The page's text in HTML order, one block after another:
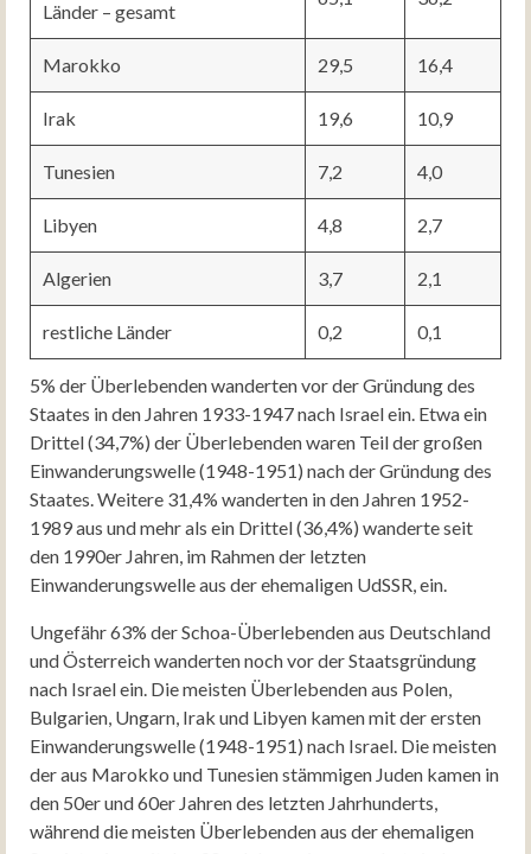
Länder – gesamt
Marokko 29,5 16,4
Irak 19,6 10,9
Tunesien 7,2 4,0
Libyen 4,8 2,7
Algerien 3,7 2,1
restliche Länder 0,2 0,1
5% der Überlebenden wanderten vor der Gründung des
Staates in den Jahren 1933-1947 nach Israel ein. Etwa ein
Drittel (34,7%) der Überlebenden waren Teil der großen
Einwanderungswelle (1948-1951) nach der Gründung des
Staates. Weitere 31,4% wanderten in den Jahren 1952-
1989 aus und mehr als ein Drittel (36,4%) wanderte seit
den 1990er Jahren, im Rahmen der letzten
Einwanderungswelle aus der ehemaligen UdSSR, ein.
Ungefähr 63% der Schoa-Überlebenden aus Deutschland
und Österreich wanderten noch vor der Staatsgründung
nach Israel ein. Die meisten Überlebenden aus Polen,
Bulgarien, Ungarn, Irak und Libyen kamen mit der ersten
Einwanderungswelle (1948-1951) nach Israel. Die meisten
der aus Marokko und Tunesien stämmigen Juden kamen in
den 50er und 60er Jahren des letzten Jahrhunderts,
während die meisten Überlebenden aus der ehemaligen